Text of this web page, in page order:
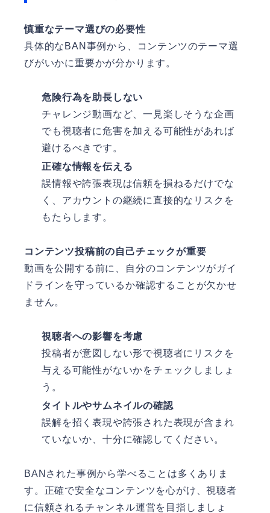
慎重なテーマ選びの必要性
具体的なBAN事例から、コンテンツのテーマ選
びがいかに重要かが分かります。
危険行為を助長しない
チャレンジ動画など、一見楽しそうな企画
でも視聴者に危害を加える可能性があれば
避けるべきです。
正確な情報を伝える
誤情報や誇張表現は信頼を損ねるだけでな
く、アカウントの継続に直接的なリスクを
もたらします。
コンテンツ投稿前の自己チェックが重要
動画を公開する前に、自分のコンテンツがガイ
ドラインを守っているか確認することが欠かせ
ません。
視聴者への影響を考慮
投稿者が意図しない形で視聴者にリスクを
与える可能性がないかをチェックしましょ
う。
タイトルやサムネイルの確認
誤解を招く表現や誇張された表現が含まれ
ていないか、十分に確認してください。
BANされた事例から学べることは多くありま
す。正確で安全なコンテンツを心がけ、視聴者
に信頼されるチャンネル運営を目指しましょ